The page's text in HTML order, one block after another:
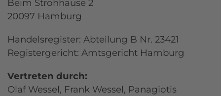
Beim Strohhause 2
20097 Hamburg
Handelsregister: Abteilung B Nr. 23421
Registergericht: Amtsgericht Hamburg
Vertreten durch:
Olaf Wessel, Frank Wessel, Panagiotis